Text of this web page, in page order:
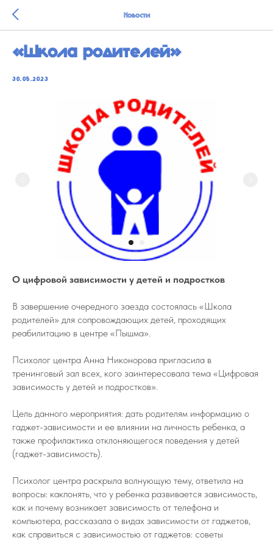
Новости
«Школа родителей»
30.05.2023
О цифровой зависимости у детей и подростков
В завершение очередного заезда состоялась «Школа
родителей» для сопровождающих детей, проходящих
реабилитацию в центре «Пышма».
Психолог центра Анна Никонорова пригласила в
тренинговый зал всех, кого заинтересовала тема «Цифровая
зависимость у детей и подростков».
Цель данного мероприятия: дать родителям информацию о
гаджет-зависимости и ее влиянии на личность ребенка, а
также профилактика отклоняющегося поведения у детей
(гаджет-зависимость).
Психолог центра раскрыла волнующую тему, ответила на
вопросы: какпонять, что у ребенка развивается зависимость,
как и почему возникает зависимость от телефона и
компьютера, рассказала о видах зависимости от гаджетов,
как справиться с зависимостью от гаджетов: советы